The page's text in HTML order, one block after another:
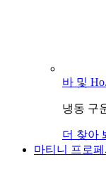
바 및
냉동 구
더 찾아
마티니 프로